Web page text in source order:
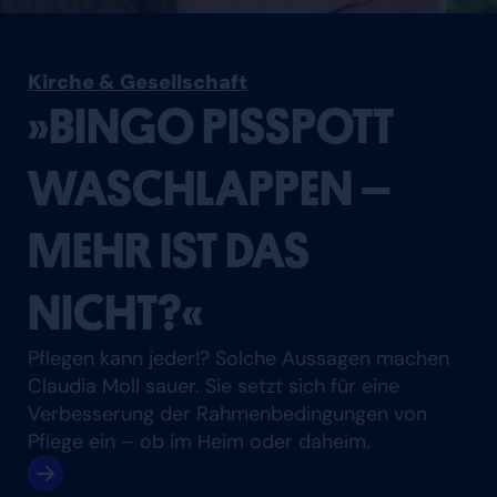
Kirche & Gesellschaft
»BINGO PISSPOTT
WASCHLAPPEN –
MEHR IST DAS
NICHT?«
Pflegen kann jeder!? Solche Aussagen machen
Claudia Moll sauer. Sie setzt sich für eine
Verbesserung der Rahmenbedingungen von
Pflege ein – ob im Heim oder daheim.